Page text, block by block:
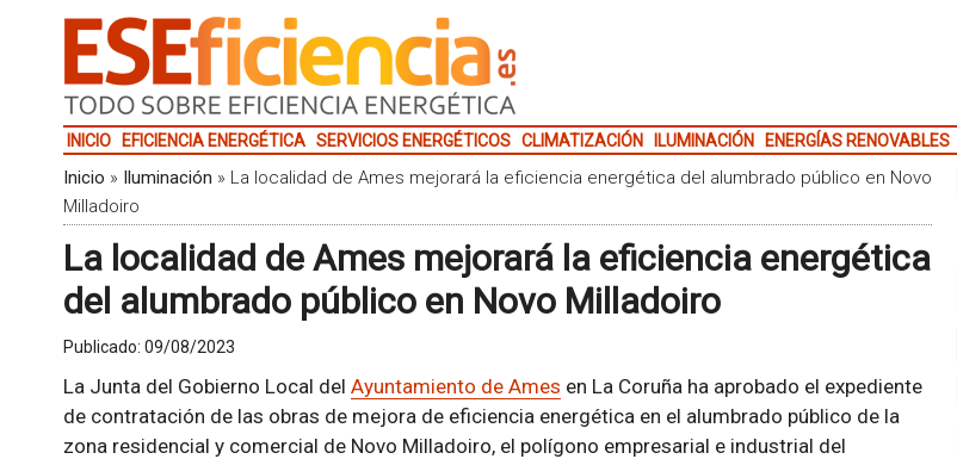
INICIO EFICIENCIA ENERGÉTICA SERVICIOS ENERGÉTICOS CLIMATIZACIÓN ILUMINACIÓN ENERGÍAS RENOVABLES
Inicio » Iluminación » La localidad de Ames mejorará la eficiencia energética del alumbrado público en Novo
Milladoiro
La localidad de Ames mejorará la eficiencia energética
del alumbrado público en Novo Milladoiro
Publicado: 09/08/2023
La Junta del Gobierno Local del Ayuntamiento de Ames en La Coruña ha aprobado el expediente
de contratación de las obras de mejora de eficiencia energética en el alumbrado público de la
zona residencial y comercial de Novo Milladoiro, el polígono empresarial e industrial del